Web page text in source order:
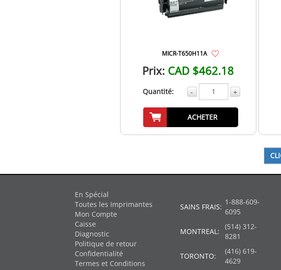
MICR-T650H11A
Prix: CAD $462.18
Quantité: - +
ACHETER
En Spécial
Toutes les Imprimantes
Mon Compte
Caisse
Diagnostic
Politique de retour
Confidentialité
Termes et Conditions
SAINS FRAIS:
1-888-609-
6095
MONTREAL:
(514) 312-
8281
TORONTO:
(416) 619-
4629